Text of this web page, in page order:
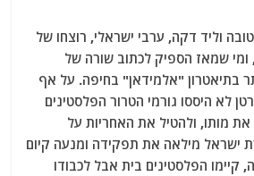
וליד דקה, ערבי ישראלי, רוצחו של
שמאז הספיק לכתוב שורה של
בתיאטרון "אלמידאן" בחיפה. על אף
לא היססו גורמי הטרור הפלסטינים
מותו, ולהטיל את האחריות על
ישראל מילאה את תפקידה ומנעה קיום
קיימו הפלסטינים בית אבל לכבודו